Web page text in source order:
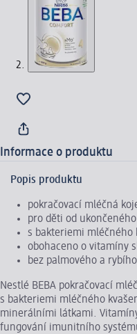
Informace o produktu
Popis produktu
pokračovací mléčná
pro děti od
s bakteriemi mléčného
obohaceno o vitamíny
bez palmového a
Nestlé BEBA pokračovací
s bakteriemi mléčného
minerálními látkami.
fungování imunitního